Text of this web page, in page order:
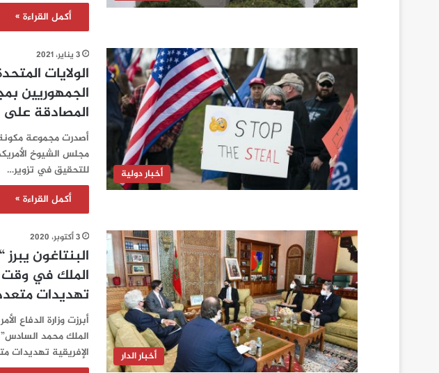
أكمل القراءة »
أخبار دولية
3 يناير، 2021
الولايات
الجمهوريين
المصادقة
أصدرت مجموعة
مجلس الشيوخ
للتحقيق في تزوير…
أكمل القراءة »
أخبار الدار
3 أكتوبر، 2020
البنتاغون يبرز
الملك في وقت
تهديدات
أبرزت وزارة الدفاع
الملك محمد
الإفريقية تهديدات